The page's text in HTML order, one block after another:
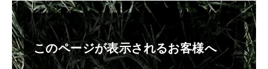
このページが表示されるお客様へ